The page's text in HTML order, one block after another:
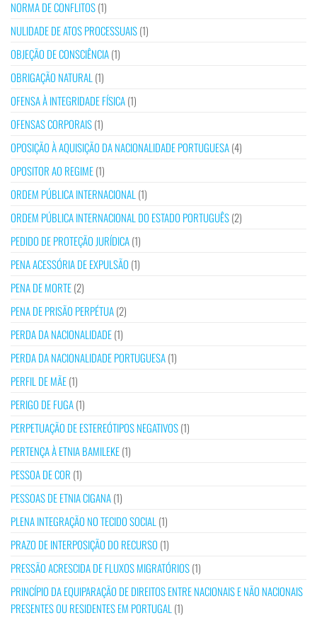
NORMA DE CONFLITOS(1)
NULIDADE DE ATOS PROCESSUAIS(1)
OBJEÇÃO DE CONSCIÊNCIA(1)
OBRIGAÇÃO NATURAL (1)
OFENSA À INTEGRIDADE FÍSICA(1)
OFENSAS CORPORAIS(1)
OPOSIÇÃO À AQUISIÇÃO DA NACIONALIDADE PORTUGUESA(4)
OPOSITOR AO REGIME(1)
ORDEM PÚBLICA INTERNACIONAL (1)
ORDEM PÚBLICA INTERNACIONAL DO ESTADO PORTUGUÊS(2)
PEDIDO DE PROTEÇÃO JURÍDICA(1)
PENA ACESSÓRIA DE EXPULSÃO (1)
PENA DE MORTE(2)
PENA DE PRISÃO PERPÉTUA(2)
PERDA DA NACIONALIDADE(1)
PERDA DA NACIONALIDADE PORTUGUESA(1)
PERFIL DE MÃE(1)
PERIGO DE FUGA(1)
PERPETUAÇÃO DE ESTEREÓTIPOS NEGATIVOS(1)
PERTENÇA À ETNIA BAMILEKE(1)
PESSOA DE COR (1)
PESSOAS DE ETNIA CIGANA(1)
PLENA INTEGRAÇÃO NO TECIDO SOCIAL (1)
PRAZO DE INTERPOSIÇÃO DO RECURSO (1)
PRESSÃO ACRESCIDA DE FLUXOS MIGRATÓRIOS(1)
PRINCÍPIO DA EQUIPARAÇÃO DE DIREITOS ENTRE NACIONAIS E NÃO NACIONAIS
PRESENTES OU RESIDENTES EM PORTUGAL (1)